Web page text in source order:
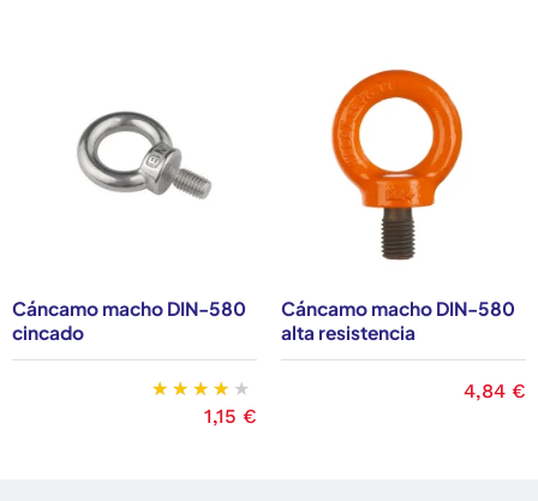
Cáncamo macho DIN-580
cincado
Precio
1,15 €
Cáncamo macho DIN-580
alta resistencia
Precio
4,84 €